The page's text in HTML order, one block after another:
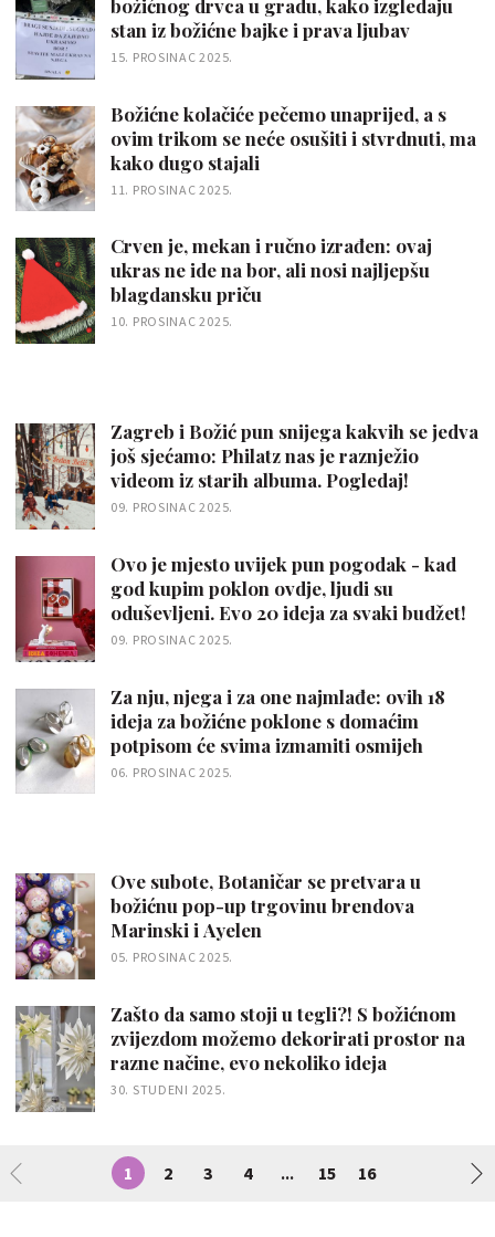
božićnog drvca u gradu, kako izgledaju
stan iz božićne bajke i prava ljubav
15. PROSINAC 2025.
Božićne kolačiće pečemo unaprijed, a s
ovim trikom se neće osušiti i stvrdnuti, ma
kako dugo stajali
11. PROSINAC 2025.
Crven je, mekan i ručno izrađen: ovaj
ukras ne ide na bor, ali nosi najljepšu
blagdansku priču
10. PROSINAC 2025.
Zagreb i Božić pun snijega kakvih se jedva
još sjećamo: Philatz nas je raznježio
videom iz starih albuma. Pogledaj!
09. PROSINAC 2025.
Ovo je mjesto uvijek pun pogodak - kad
god kupim poklon ovdje, ljudi su
oduševljeni. Evo 20 ideja za svaki budžet!
09. PROSINAC 2025.
Za nju, njega i za one najmlađe: ovih 18
ideja za božićne poklone s domaćim
potpisom će svima izmamiti osmijeh
06. PROSINAC 2025.
Ove subote, Botaničar se pretvara u
božićnu pop-up trgovinu brendova
Marinski i Ayelen
05. PROSINAC 2025.
Zašto da samo stoji u tegli?! S božićnom
zvijezdom možemo dekorirati prostor na
razne načine, evo nekoliko ideja
30. STUDENI 2025.
1 2 3 4 ... 15 16